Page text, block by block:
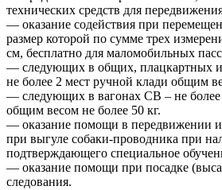
технических средств для
— оказание содействия при
размер которой по сумме трех
см, бесплатно для маломобильных
— следующих в общих, плацкартных
не более 2 мест ручной клади общим
— следующих в вагонах СВ – не более
общим весом не более 50 кг.
— оказание помощи в передвижении
при выгуле собаки-проводника при
подтверждающего специальное
— оказание помощи при посадке
следования.